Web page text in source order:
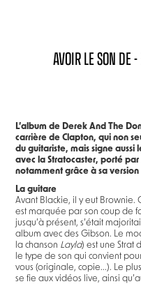
AVOIR LE SON DE
L’album de Derek And The
carrière de Clapton, qui non
du guitariste, mais signe aussi
avec la Stratocaster, porté par
notamment grâce à sa
La guitare
Avant Blackie, il y eut
est marquée par son coup de
jusqu’à présent, s’était
album avec des Gibson. Le
la chanson Layla) est une Strat
le type de son qui convient
vous (originale, copie...). Le
se fie aux vidéos live, ainsi